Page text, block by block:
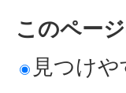
このペー
見つけ